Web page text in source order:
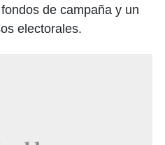
de campaña y un
electorales.